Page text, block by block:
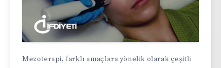
Mezoterapi, farklı amaçlara yönelik olarak çeşitli